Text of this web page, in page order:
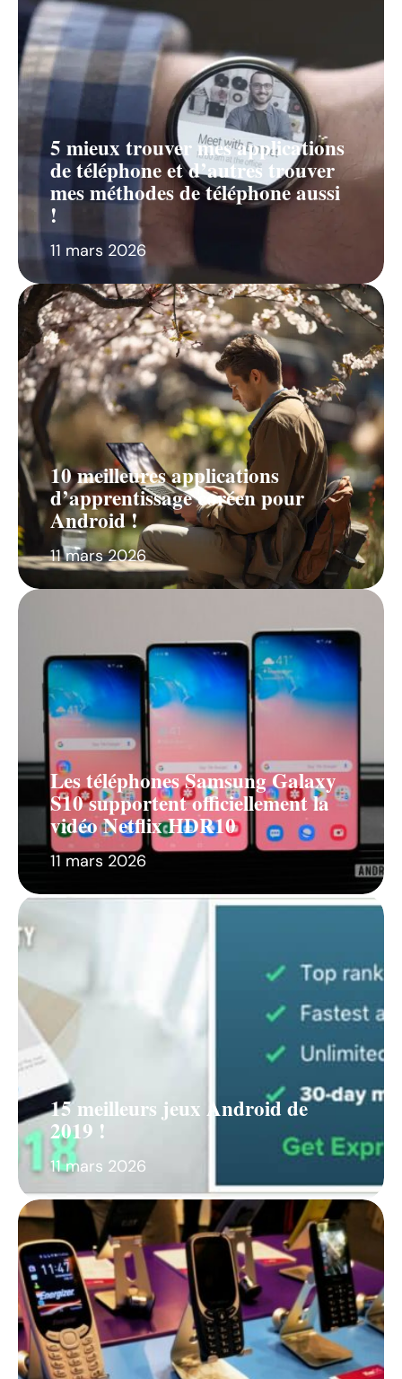
5 mieux trouver mes applications
de téléphone et d’autres trouver
mes méthodes de téléphone aussi
!
11 mars 2026
10 meilleures applications
d’apprentissage coréen pour
Android !
11 mars 2026
Les téléphones Samsung Galaxy
S10 supportent officiellement la
vidéo Netflix HDR10
11 mars 2026
15 meilleurs jeux Android de
2019 !
11 mars 2026